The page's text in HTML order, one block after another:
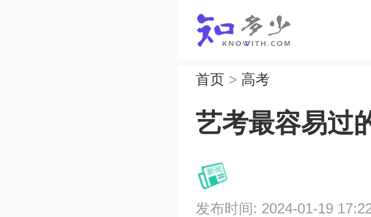
首页 > 高考
艺考最容易过
发布时间: 2024-01-19